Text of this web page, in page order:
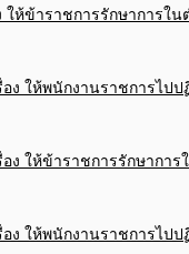
ให้ข้าราชการรักษาการใน
อง ให้พนักงานราชการไป
อง ให้ข้าราชการรักษาการ
อง ให้พนักงานราชการไป